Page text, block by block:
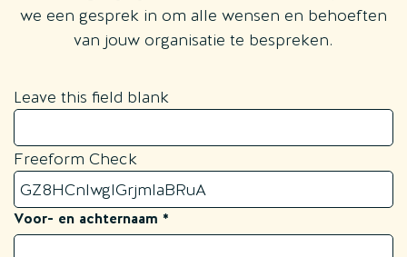
we een gesprek in om alle wensen en behoeften
van jouw organisatie te bespreken.
Leave this field blank
Freeform Check
Voor- en achternaam